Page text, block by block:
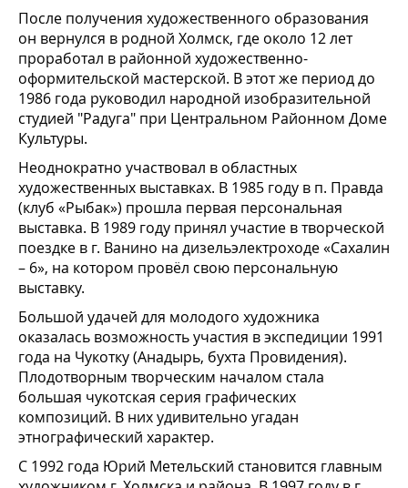
После получения художественного образования
он вернулся в родной Холмск, где около 12 лет
проработал в районной художественно-
оформительской мастерской. В этот же период до
1986 года руководил народной изобразительной
студией "Радуга" при Центральном Районном Доме
Культуры.
Неоднократно участвовал в областных
художественных выставках. В 1985 году в п. Правда
(клуб «Рыбак») прошла первая персональная
выставка. В 1989 году принял участие в творческой
поездке в г. Ванино на дизельэлектроходе «Сахалин
– 6», на котором провёл свою персональную
выставку.
Большой удачей для молодого художника
оказалась возможность участия в экспедиции 1991
года на Чукотку (Анадырь, бухта Провидения).
Плодотворным творческим началом стала
большая чукотская серия графических
композиций. В них удивительно угадан
этнографический характер.
С 1992 года Юрий Метельский становится главным